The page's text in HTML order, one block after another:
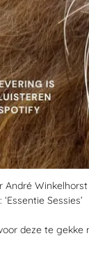
André
Sessies’
deze te gekke